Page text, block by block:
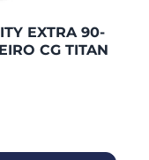
EXTRA 90-
CG TITAN